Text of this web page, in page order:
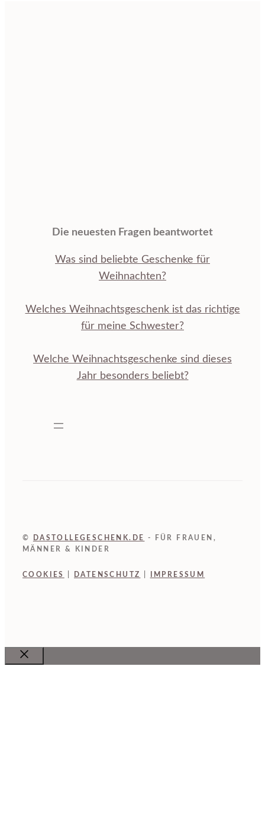
Die neuesten Fragen beantwortet
Was sind beliebte Geschenke für
Weihnachten?
Welches Weihnachtsgeschenk ist das richtige
für meine Schwester?
Welche Weihnachtsgeschenke sind dieses
Jahr besonders beliebt?
© DASTOLLEGESCHENK.DE
- FÜR FRAUEN,
MÄNNER & KINDER
COOKIES DATENSCHUTZ IMPRESSUM